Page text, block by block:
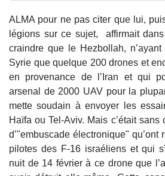
ALMA pour ne pas citer que lui,
légions sur ce sujet, affirmait
craindre que le Hezbollah,
Syrie que quelque 200 drones et
en provenance de l’Iran et qui
arsenal de 2000 UAV pour la
mette soudain à envoyer les
Haïfa ou Tel-Aviv. Mais c’était sans
d’"embuscade électronique"
pilotes des F-16 israéliens et qui
nuit de 14 février à ce drone que